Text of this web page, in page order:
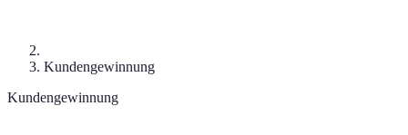
Kundengewinnung
Kundengewinnung